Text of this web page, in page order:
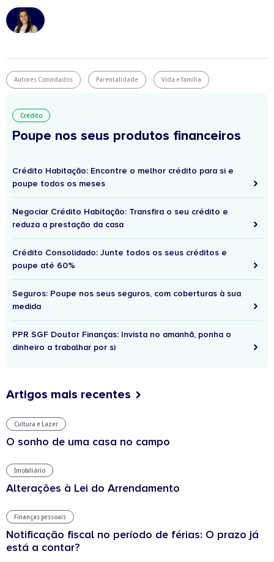
Autores Convidados Parentalidade Vida e família
Crédito
Poupe nos seus produtos financeiros
Crédito Habitação: Encontre o melhor crédito para si e
poupe todos os meses
Negociar Crédito Habitação: Transfira o seu crédito e
reduza a prestação da casa
Crédito Consolidado: Junte todos os seus créditos e
poupe até 60%
Seguros: Poupe nos seus seguros, com coberturas à sua
medida
PPR SGF Doutor Finanças: Invista no amanhã, ponha o
dinheiro a trabalhar por si
Artigos mais recentes
Cultura e Lazer
O sonho de uma casa no campo
Imobiliário
Alterações à Lei do Arrendamento
Finanças pessoais
Notificação fiscal no período de férias: O prazo já
está a contar?